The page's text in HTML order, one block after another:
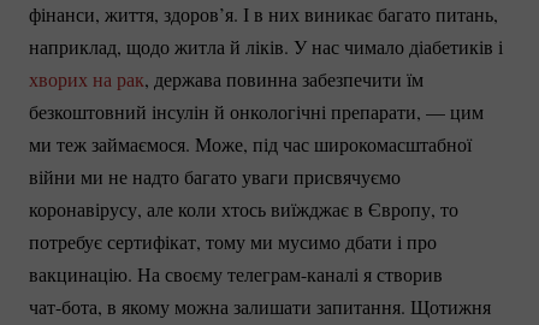
фінанси, життя, здоров’я. І в них виникає багато питань,
наприклад, щодо житла й ліків. У нас чимало діабетиків і
хворих на рак, держава повинна забезпечити їм
безкоштовний інсулін й онкологічні препарати, — цим
ми теж займаємося. Може, під час широкомасштабної
війни ми не надто багато уваги присвячуємо
коронавірусу, але коли хтось виїжджає в Європу, то
потребує сертифікат, тому ми мусимо дбати і про
вакцинацію. На своємутелеграм-каналія створив
чат-бота, в якому можна залишати запитання. Щотижня